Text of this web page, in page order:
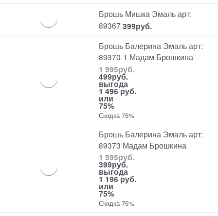
Брошь Мишка Эмаль арт:
89367 399руб.
Брошь Балерина Эмаль арт:
89370-1 Мадам Брошкина
1 995руб.
499руб.
выгода
1 496 руб.
или
75%
Скидка 75%
Брошь Балерина Эмаль арт:
89373 Мадам Брошкина
1 595руб.
399руб.
выгода
1 196 руб.
или
75%
Скидка 75%